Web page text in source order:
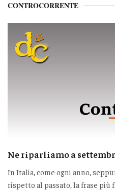
CONTROCORRENTE
Ne riparliamo a
In Italia, come ogni anno,
rispetto al passato, la frase